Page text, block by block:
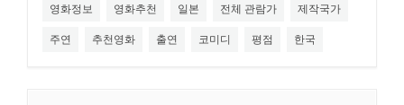
영화정보
영화추천 일본 전체 관람가
제작국가
주연
추천영화 출연 코미디 평점 한국